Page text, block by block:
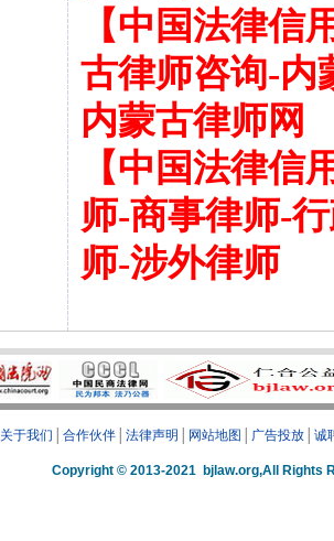
【中国法律信
古律师咨询-内
内蒙古律师网
【中国法律信
师-商事律师-
师-涉外律师
关于我们 合作伙伴 法律声明 网站地图 广告投放 诚
Copyright © 2013-2021 bjlaw.org,All Rights